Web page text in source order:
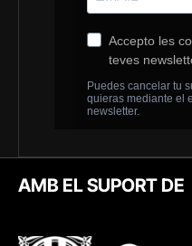
AMB EL SUPORT DE